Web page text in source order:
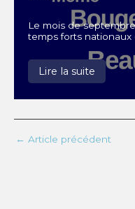
Le mois de
temps forts nationaux
Lire la suite
← Article précédent